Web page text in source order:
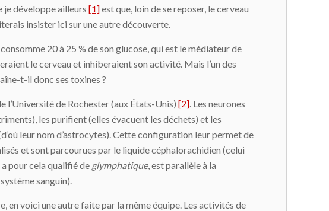
je développe ailleurs [1]est que, loin de se reposer, le cerveau
insister ici sur une autre découverte.
20 à 25 % de son glucose, qui est le médiateur de
le cerveau et inhiberaient son activité. Mais l’un des
t-il donc ses toxines ?
l’Université de Rochester (aux États-Unis) [2]. Les neurones
les purifient (elles évacuent les déchets) et les
leur nom d’astrocytes). Cette configuration leur permet de
et sont parcourues par le liquide céphalorachidien (celui
pour cela qualifié de glymphatique, est parallèle à la
sanguin).
voici une autre faite par la même équipe. Les activités de